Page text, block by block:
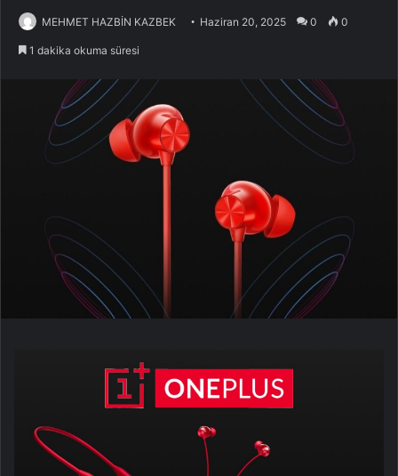
MEHMET HAZBİN KAZBEK Haziran 20, 2025 0 0
1 dakika okuma süresi